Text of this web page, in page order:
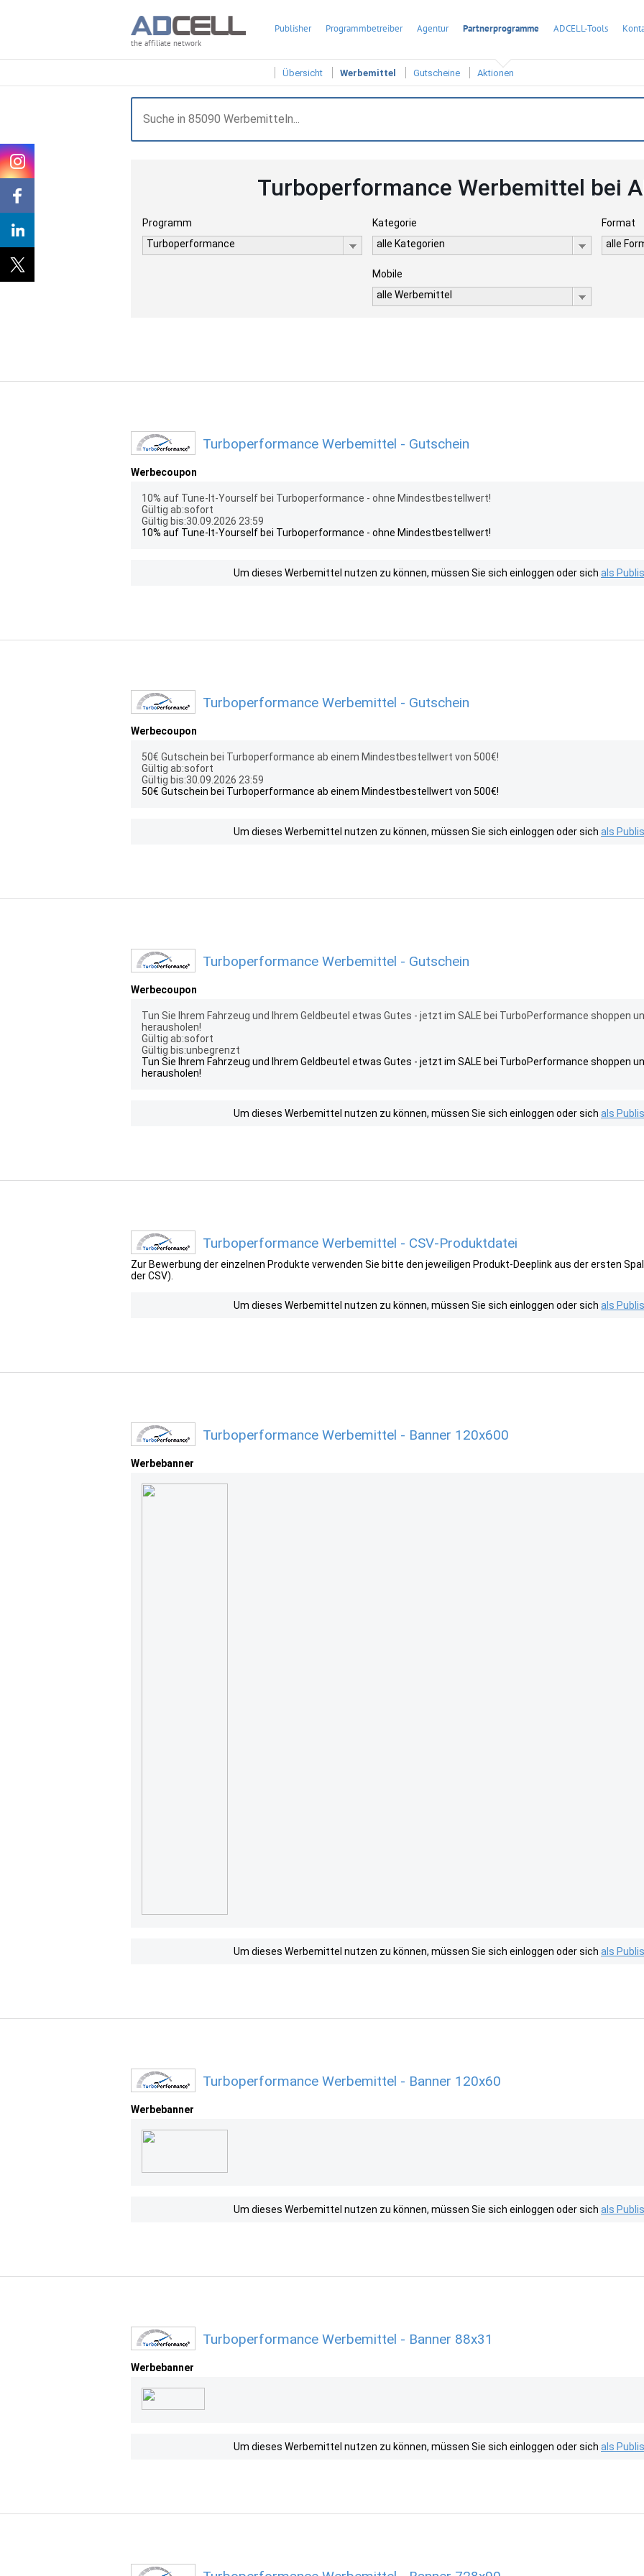
the affiliate network
Publisher Programmbetreiber Agentur Partnerprogramme ADCELL-Tools
Übersicht Werbemittel Gutscheine Aktionen
Turboperformance Werbemittel bei
Programm
Turboperformance
Kategorie
alle Kategorien
Format
alle
Mobile
alle Werbemittel
Turboperformance Werbemittel - Gutschein
Werbecoupon
10% auf Tune-It-Yourself bei Turboperformance - ohne Mindestbestellwert!
Gültig ab:sofort
Gültig bis:30.09.2026 23:59
10% auf Tune-It-Yourself bei Turboperformance - ohne Mindestbestellwert!
Um dieses Werbemittel nutzen zu können, müssen Sie sich einloggen oder sich als
Turboperformance Werbemittel - Gutschein
Werbecoupon
50€ Gutschein bei Turboperformance ab einem Mindestbestellwert von 500€!
Gültig ab:sofort
Gültig bis:30.09.2026 23:59
50€ Gutschein bei Turboperformance ab einem Mindestbestellwert von 500€!
Um dieses Werbemittel nutzen zu können, müssen Sie sich einloggen oder sich als
Turboperformance Werbemittel - Gutschein
Werbecoupon
Tun Sie Ihrem Fahrzeug und Ihrem Geldbeutel etwas Gutes - jetzt im SALE bei TurboPerformance shoppen
herausholen!
Gültig ab:sofort
Gültig bis:unbegrenzt
Tun Sie Ihrem Fahrzeug und Ihrem Geldbeutel etwas Gutes - jetzt im SALE bei TurboPerformance shoppen
herausholen!
Um dieses Werbemittel nutzen zu können, müssen Sie sich einloggen oder sich als
Turboperformance Werbemittel - CSV-Produktdatei
Zur Bewerbung der einzelnen Produkte verwenden Sie bitte den jeweiligen Produkt-Deeplink aus der ersten
der CSV).
Um dieses Werbemittel nutzen zu können, müssen Sie sich einloggen oder sich als
Turboperformance Werbemittel - Banner 120x600
Werbebanner
Um dieses Werbemittel nutzen zu können, müssen Sie sich einloggen oder sich als
Turboperformance Werbemittel - Banner 120x60
Werbebanner
Um dieses Werbemittel nutzen zu können, müssen Sie sich einloggen oder sich als
Turboperformance Werbemittel - Banner 88x31
Werbebanner
Um dieses Werbemittel nutzen zu können, müssen Sie sich einloggen oder sich als